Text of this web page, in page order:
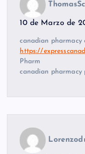
10 de Marzo de
canadian pharmacy
https://
Pharm
canadian pharmacy